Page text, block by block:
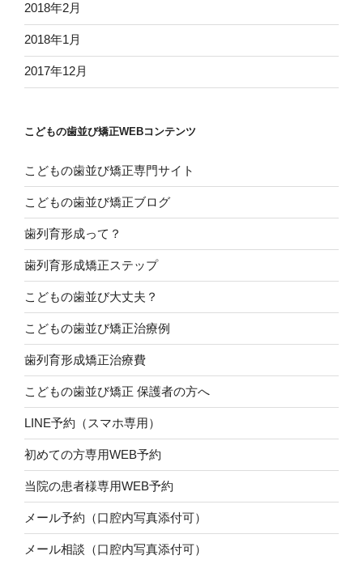
2018年2月
2018年1月
2017年12月
こどもの歯並び矯正WEBコンテンツ
こどもの歯並び矯正専門サイト
こどもの歯並び矯正ブログ
歯列育形成って？
歯列育形成矯正ステップ
こどもの歯並び大丈夫？
こどもの歯並び矯正治療例
歯列育形成矯正治療費
こどもの歯並び矯正 保護者の方へ
LINE予約（スマホ専用）
初めての方専用WEB予約
当院の患者様専用WEB予約
メール予約（口腔内写真添付可）
メール相談（口腔内写真添付可）